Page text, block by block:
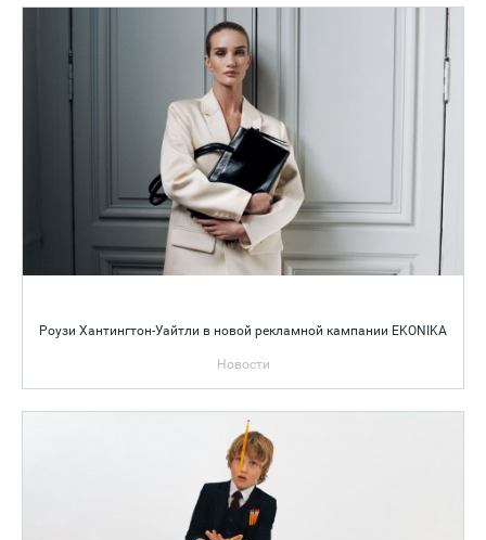
Роузи Хантингтон-Уайтли в новой рекламной кампании EKONIKA
Новости